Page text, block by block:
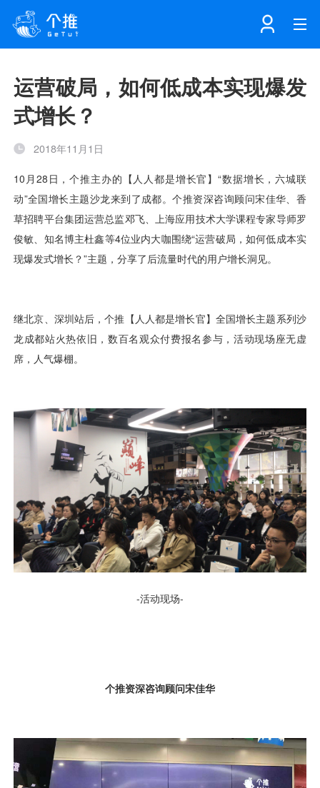
产品
个知·智能工作站
个知·智能营销AITA
个知·智能运营AIBI
消息推送
用户运营
AI应用工坊
海外推送
一键认证
营销数盘
解决方案
数据中台解决方案
互联网增长
品牌营销
城市治理
大数据精准宣防
银行数字化
智能风控
开发者中心
文档中心
合规指南
我的开发者中心
数据工坊
个推学堂
了解我们
公司简介
新闻动态
加入我们
注册
运营破局，如何低成本实现爆发
式增长？
2018年11月1日